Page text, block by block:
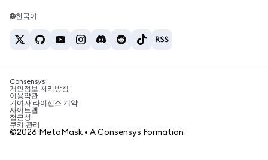
채용
테더 가격
BTC를 INR로 환전
ETH를 USDT로 환전
USDT 매수
SHIB 매수
BNB 매수
솔라나 지갑
암호화폐 세금 뉴스
암호화폐 매수 방법
비트코인 매도 방법
한국어
Consensys
개인정보 처리방침
이용약관
기여자 라이선스 계약
사이트맵
접근성
쿠키 관리
©2026 MetaMask • A Consensys Formation